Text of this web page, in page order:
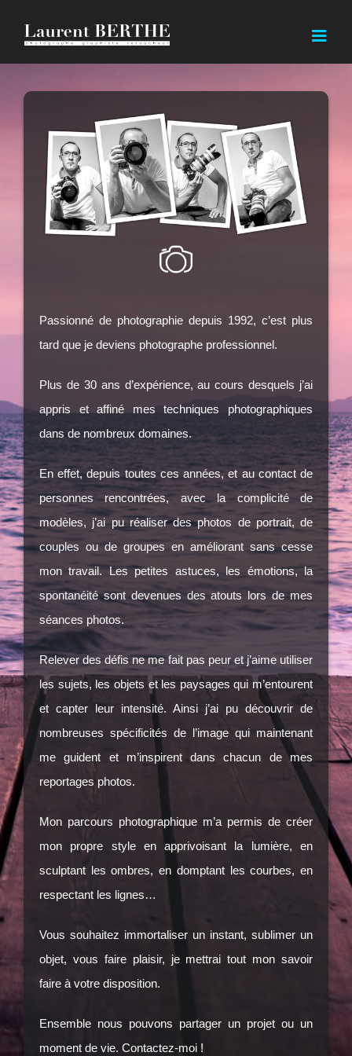
Passionné de photographie depuis 1992, c’est plus
tard que je deviens photographe professionnel.
Plus de 30 ans d’expérience, au cours desquels j’ai
appris et affiné mes techniques photographiques
dans de nombreux domaines.
En effet, depuis toutes ces années, et au contact de
personnes rencontrées, avec la complicité de
modèles, j’ai pu réaliser des photos de portrait, de
couples ou de groupes en améliorant sans cesse
mon travail. Les petites astuces, les émotions, la
spontanéité sont devenues des atouts lors de mes
séances photos.
Relever des défis ne me fait pas peur et j’aime utiliser
les sujets, les objets et les paysages qui m’entourent
et capter leur intensité. Ainsi j’ai pu découvrir de
nombreuses spécificités de l’image qui maintenant
me guident et m’inspirent dans chacun de mes
reportages photos.
Mon parcours photographique m’a permis de créer
mon propre style en apprivoisant la lumière, en
sculptant les ombres, en domptant les courbes, en
respectant les lignes…
Vous souhaitez immortaliser un instant, sublimer un
objet, vous faire plaisir, je mettrai tout mon savoir
faire à votre disposition.
Ensemble nous pouvons partager un projet ou un
moment de vie. Contactez-moi !